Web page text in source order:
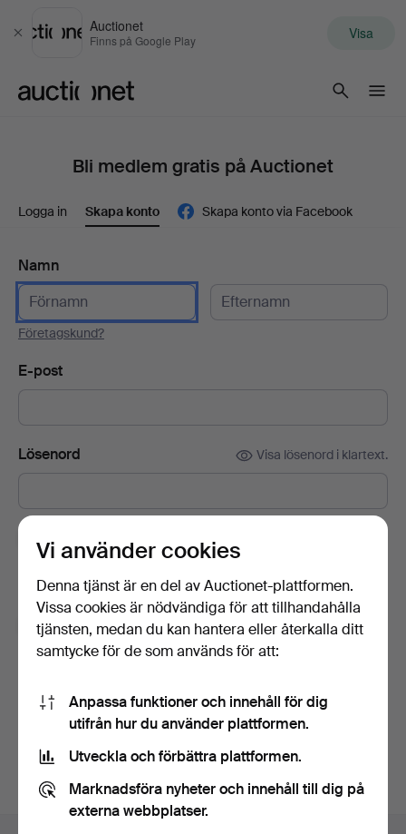
Stäng
Auctionet
Finns på Google Play Visa
Bli medlem gratis på Auctionet
Logga in Skapa konto Skapa konto via Facebook
Namn
Företagskund?
E-post
Lösenord Visa lösenord i klartext.
Prenumerera på Auctionets nyhetsbrev.
ångrar dig kan du enkelt avsluta prenumerationen.
Jag är över 18 år och jag godkänner
användarvillkoren,köpvillkorensamt bekräftar att jag
Skapa konto
Vi använder cookies
Denna tjänst är en del av Auctionet-plattformen.
Vissa cookies är nödvändiga för att tillhandahålla
tjänsten, medan du kan hantera eller återkalla ditt
samtycke för de som används för att:
Anpassa funktioner och innehåll för dig
utifrån hur du använder plattformen.
Utveckla och förbättra plattformen.
Marknadsföra nyheter och innehåll till dig på
externa webbplatser.